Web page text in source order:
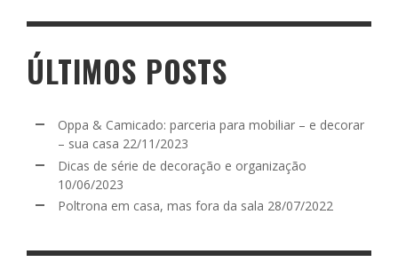
ÚLTIMOS POSTS
Oppa & Camicado: parceria para mobiliar – e decorar
– sua casa 22/11/2023
Dicas de série de decoração e organização
10/06/2023
Poltrona em casa, mas fora da sala 28/07/2022